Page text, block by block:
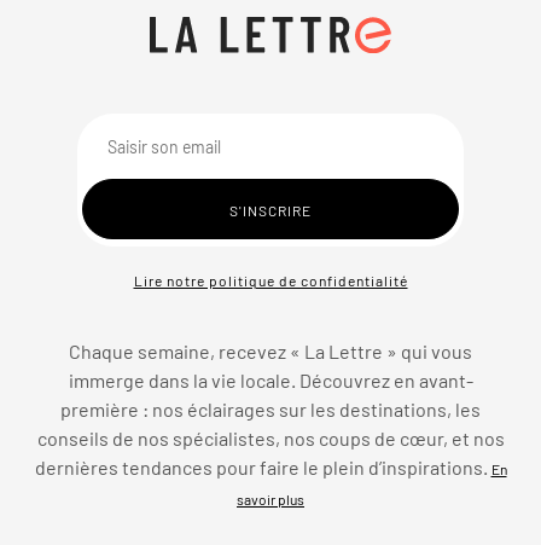
Lire notre politique de confidentialité
Chaque semaine, recevez « La Lettre » qui vous
immerge dans la vie locale. Découvrez en avant-
première : nos éclairages sur les destinations, les
conseils de nos spécialistes, nos coups de cœur, et nos
dernières tendances pour faire le plein d’inspirations. En
savoir plus